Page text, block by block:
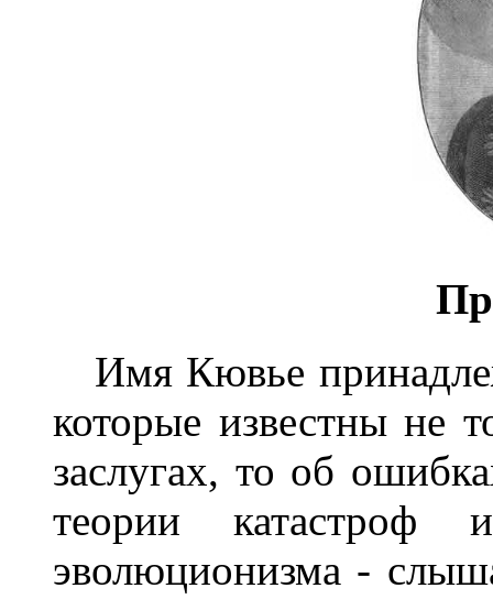
Имя Кювье
которые известны не
заслугах, то об
теории катастроф
эволюционизма -